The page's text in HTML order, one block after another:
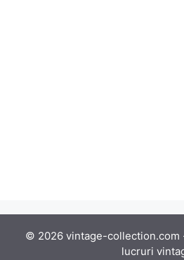
© 2026 vintage-collection.com
lucruri